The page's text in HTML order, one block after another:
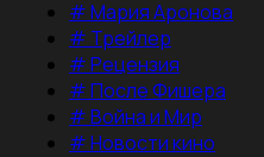
#Мария Аронова
# Трейлер
#Рецензия
#После Фишера
#Война и Мир
#Новости кино